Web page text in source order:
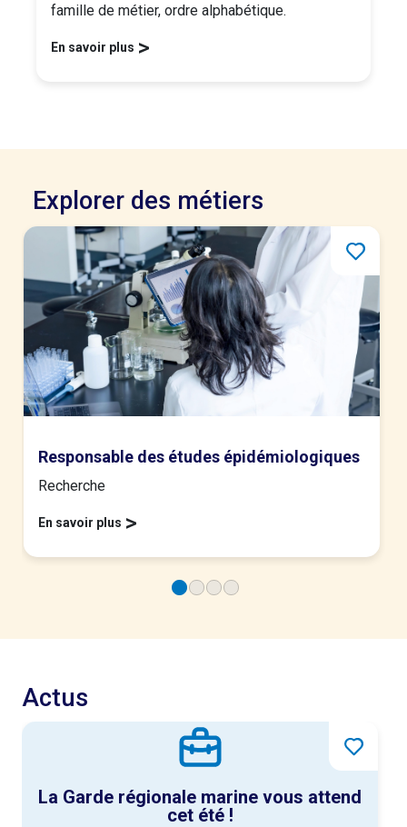
famille de métier, ordre alphabétique.
En savoir plus >
Explorer des métiers
Responsable des études épidémiologiques
Recherche
En savoir plus >
Actus
La Garde régionale marine vous attend
cet été !